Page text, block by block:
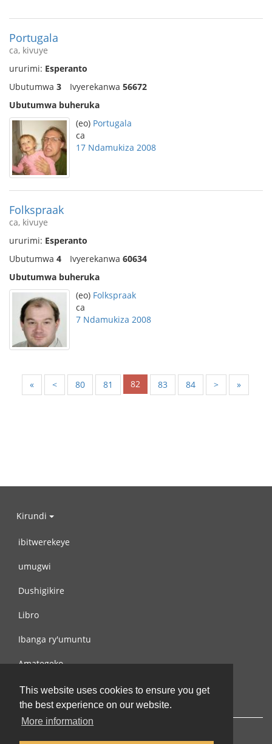
This website uses cookies to ensure you get
the best experience on our website.
More information
Portugala
ca, kivuye
ururimi: Esperanto
Ubutumwa 3 Ivyerekanwa 56672
Ubutumwa buheruka
(eo) Portugala
ca
17 Ndamukiza 2008
Folkspraak
ca, kivuye
ururimi: Esperanto
Ubutumwa 4 Ivyerekanwa 60634
Ubutumwa buheruka
(eo) Folkspraak
ca
7 Ndamukiza 2008
« < 80 81 82 83 84 > »
Kirundi
ibitwerekeye
umugwi
Dushigikire
Libro
Ibanga ry'umuntu
Amategeko
Turondere